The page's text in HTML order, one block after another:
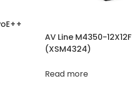
AV Line M4350-12X12F
(XSM4324)
Read more